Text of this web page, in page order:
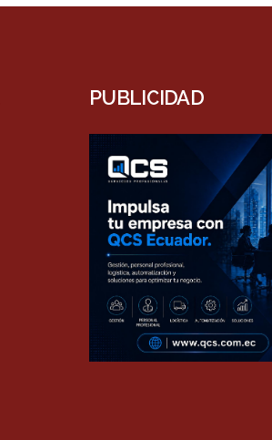
PUBLICIDAD